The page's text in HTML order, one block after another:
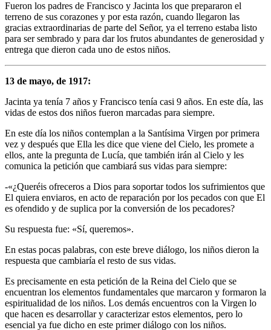
Fueron los padres de Francisco y Jacinta los que prepararon el
terreno de sus corazones y por esta razón, cuando llegaron las
gracias extraordinarias de parte del Señor, ya el terreno estaba listo
para ser sembrado y para dar los frutos abundantes de generosidad y
entrega que dieron cada uno de estos niños.
13 de mayo, de 1917:
Jacinta ya tenía 7 años y Francisco tenía casi 9 años. En este día, las
vidas de estos dos niños fueron marcadas para siempre.
En este día los niños contemplan a la Santísima Virgen por primera
vez y después que Ella les dice que viene del Cielo, les promete a
ellos, ante la pregunta de Lucía, que también irán al Cielo y les
comunica la petición que cambiará sus vidas para siempre:
-«¿Queréis ofreceros a Dios para soportar todos los sufrimientos que
El quiera enviaros, en acto de reparación por los pecados con que El
es ofendido y de suplica por la conversión de los pecadores?
Su respuesta fue: «Sí, queremos».
En estas pocas palabras, con este breve diálogo, los niños dieron la
respuesta que cambiaría el resto de sus vidas.
Es precisamente en esta petición de la Reina del Cielo que se
encuentran los elementos fundamentales que marcaron y formaron la
espiritualidad de los niños. Los demás encuentros con la Virgen lo
que hacen es desarrollar y caracterizar estos elementos, pero lo
esencial ya fue dicho en este primer diálogo con los niños.